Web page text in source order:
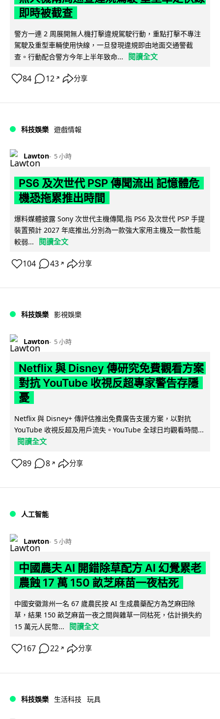
即時被截查
警方一連 2 周展開無人機打擊違規駕駛行動，重點打擊不專注
駕駛及重型車輛使用快線，一旦發現違規即由地面交通警截
查。行動配合警方今年上半年致命...
閱讀全文
84 12 ↗ 分享
科技娛樂 遊戲情報
Lawton 5 小時
PS6 及次世代 PSP 傳聞流出 記憶體危
機恐拖累推出時間
爆料媒體披露 Sony 次世代主機傳聞,指 PS6 及次世代 PSP 手提
裝置預計 2027 年底推出,分別為一款強大家用主機及一款性能
較弱...
閱讀全文
104 43 ↗ 分享
科技娛樂 影視娛樂
Lawton 5 小時
Netflix 與 Disney 傳研究免費觀看方案
對抗 YouTube 收視反超專家警告存隱
憂
Netflix 與 Disney+ 傳評估推出免費廣告支援方案，以對抗
YouTube 收視反超及用戶流失。YouTube 全球日均觀看時間...
閱讀全文
89 8 ↗ 分享
人工智能
Lawton 5 小時
中國農夫 AI 開錯除草配方 AI 幻覺累老
農蝕 17 萬 150 畝芝麻苗一夜枯死
中國安徽滁州一名 67 歲農民按 AI 生成農藥配方為芝麻田除
草，結果 150 畝芝麻苗一夜之間與雜草一同枯死，估計損失約
15 萬元人民幣...
閱讀全文
167 22 ↗ 分享
科技娛樂 生活科技 玩具